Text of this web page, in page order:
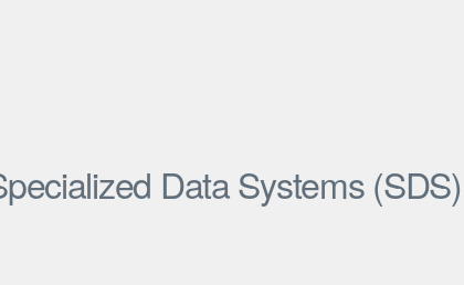
Data Systems (SDS)